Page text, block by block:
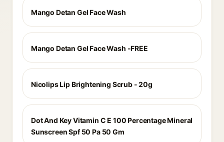
Mango Detan Gel Face Wash
Mango Detan Gel Face Wash -FREE
Nicolips Lip Brightening Scrub - 20g
Dot And Key Vitamin C E 100 Percentage Mineral
Sunscreen Spf 50 Pa 50 Gm